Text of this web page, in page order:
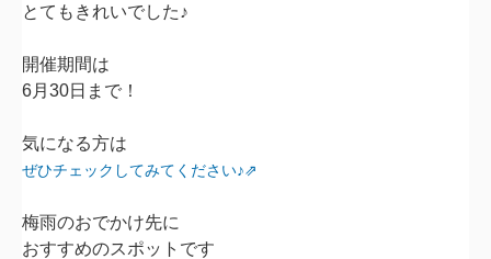
とてもきれいでした♪
開催期間は
6月30日まで！
気になる方は
ぜひチェックしてみてください♪⇗
梅雨のおでかけ先に
おすすめのスポットです